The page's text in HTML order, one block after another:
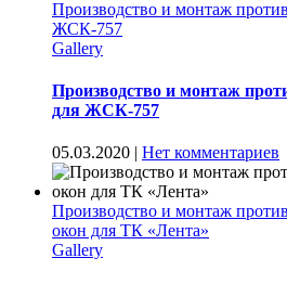
Производство и монтаж
ЖСК-757
Gallery
Производство и монтаж
для ЖСК-757
05.03.2020 | Нет комментариев
Производство и монтаж
окон для ТК «Лента»
Gallery